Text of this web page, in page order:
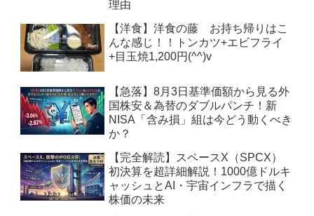
理由
【洋食】洋食の藤 お持ち帰りはこ
んな感じ！！トンカツ+エビフライ
+目玉焼1,200円(^^)v
【急落】8月3日基準価額から見る外
国株安＆為替のダブルパンチ！新
NISA「含み損」組は今どう動くべき
か？
【完全解読】スペースX（SPCX）
初決算を超詳細解説！1000億ドルキ
ャッシュとAI・宇宙インフラで描く
株価の未来